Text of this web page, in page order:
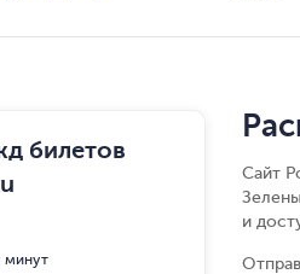
Сайт
и
билетов
минут